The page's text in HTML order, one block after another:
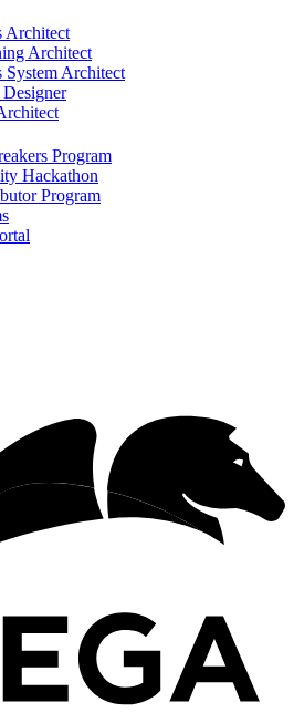
Architect
Architect
System Architect
Program
Hackathon
Program